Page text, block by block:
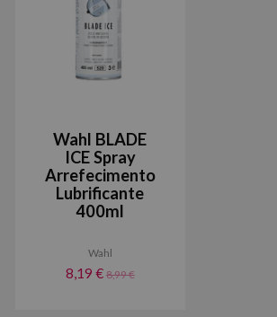
Wahl BLADE
ICE Spray
Arrefecimento
Lubrificante
400ml
Wahl
8,19 € 8,99 €